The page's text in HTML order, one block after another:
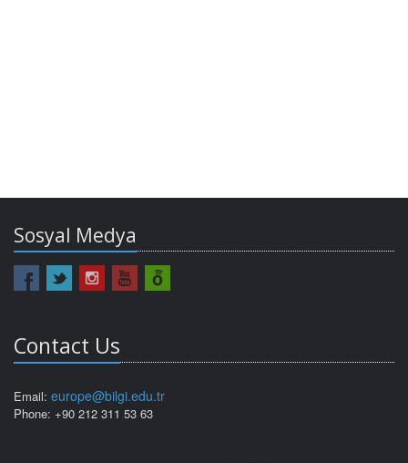
Sosyal Medya
Contact Us
Email: europe@bilgi.edu.tr
Phone: +90 212 311 53 63